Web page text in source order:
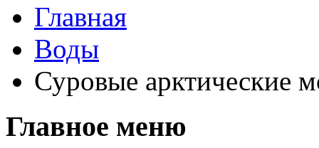
Главная
Воды
Суровые арктические
Главное меню